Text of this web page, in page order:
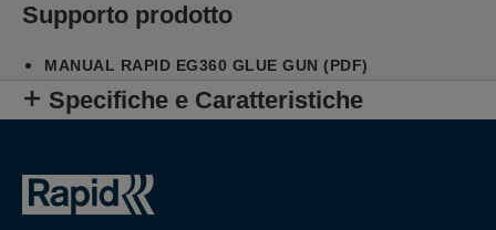
Supporto prodotto
MANUAL RAPID EG360 GLUE GUN (PDF)
Specifiche e Caratteristiche